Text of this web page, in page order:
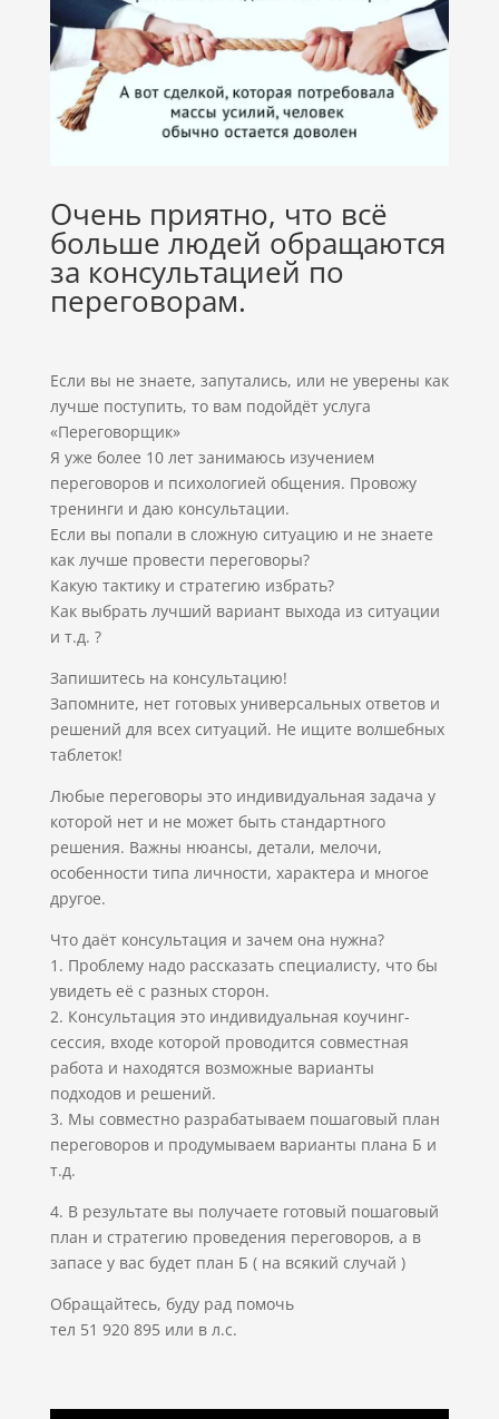
Очень приятно, что всё
больше людей обращаются
за консультацией по
переговорам.
Если вы не знаете, запутались, или не уверены как
лучше поступить, то вам подойдёт услуга
«Переговорщик»
Я уже более 10 лет занимаюсь изучением
переговоров и психологией общения. Провожу
тренинги и даю консультации.
Если вы попали в сложную ситуацию и не знаете
как лучше провести переговоры?
Какую тактику и стратегию избрать?
Как выбрать лучший вариант выхода из ситуации
и т.д. ?
Запишитесь на консультацию!
Запомните, нет готовых универсальных ответов и
решений для всех ситуаций. Не ищите волшебных
таблеток!
Любые переговоры это индивидуальная задача у
которой нет и не может быть стандартного
решения. Важны нюансы, детали, мелочи,
особенности типа личности, характера и многое
другое.
Что даёт консультация и зачем она нужна?
1. Проблему надо рассказать специалисту, что бы
увидеть её с разных сторон.
2. Консультация это индивидуальная коучинг-
сессия, входе которой проводится совместная
работа и находятся возможные варианты
подходов и решений.
3. Мы совместно разрабатываем пошаговый план
переговоров и продумываем варианты плана Б и
т.д.
4. В результате вы получаете готовый пошаговый
план и стратегию проведения переговоров, а в
запасе у вас будет план Б ( на всякий случай )
Обращайтесь, буду рад помочь
тел 51 920 895 или в л.с.